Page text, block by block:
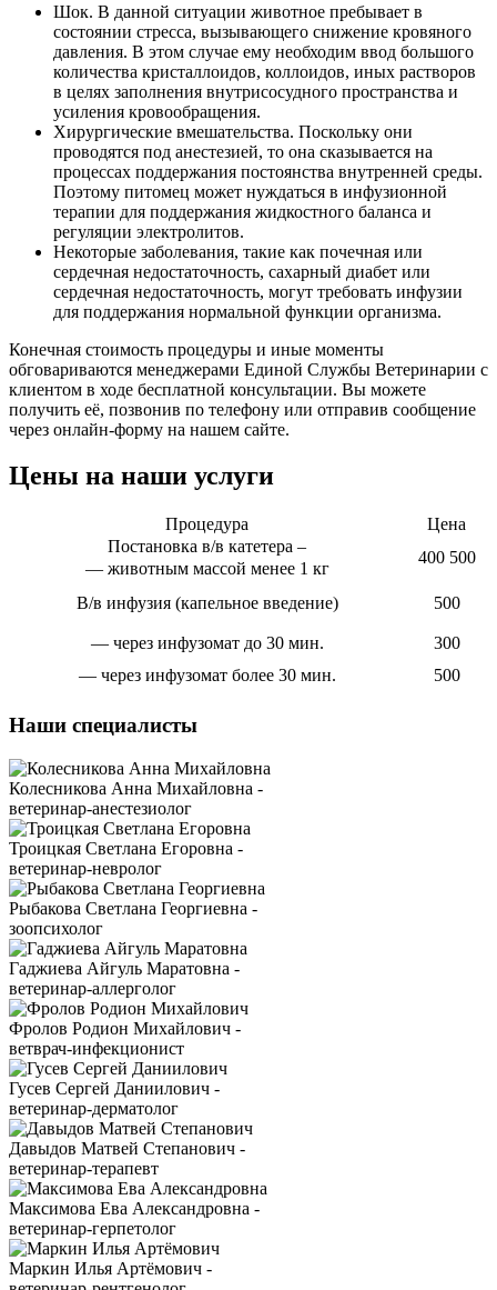
Шок. В данной ситуации животное пребывает в
состоянии стресса, вызывающего снижение кровяного
давления. В этом случае ему необходим ввод большого
количества кристаллоидов, коллоидов, иных растворов
в целях заполнения внутрисосудного пространства и
усиления кровообращения.
Хирургические вмешательства. Поскольку они
проводятся под анестезией, то она сказывается на
процессах поддержания постоянства внутренней среды.
Поэтому питомец может нуждаться в инфузионной
терапии для поддержания жидкостного баланса и
регуляции электролитов.
Некоторые заболевания, такие как почечная или
сердечная недостаточность, сахарный диабет или
сердечная недостаточность, могут требовать инфузии
для поддержания нормальной функции организма.
Конечная стоимость процедуры и иные моменты
обговариваются менеджерами Единой Службы Ветеринарии с
клиентом в ходе бесплатной консультации. Вы можете
получить её, позвонив по телефону или отправив сообщение
через онлайн-форму на нашем сайте.
Цены на наши услуги
Процедура
Цена
Постановка в/в катетера –
400 500
— животным массой менее 1 кг
В/в инфузия (капельное введение)
500
— через инфузомат до 30 мин.
300
— через инфузомат более 30 мин.
500
Наши специалисты
Колесникова Анна Михайловна -
ветеринар-анестезиолог
Троицкая Светлана Егоровна -
ветеринар-невролог
Рыбакова Светлана Георгиевна -
зоопсихолог
Гаджиева Айгуль Маратовна -
ветеринар-аллерголог
Фролов Родион Михайлович -
ветврач-инфекционист
Гусев Сергей Даниилович -
ветеринар-дерматолог
Давыдов Матвей Степанович -
ветеринар-терапевт
Максимова Ева Александровна -
ветеринар-герпетолог
Маркин Илья Артёмович -